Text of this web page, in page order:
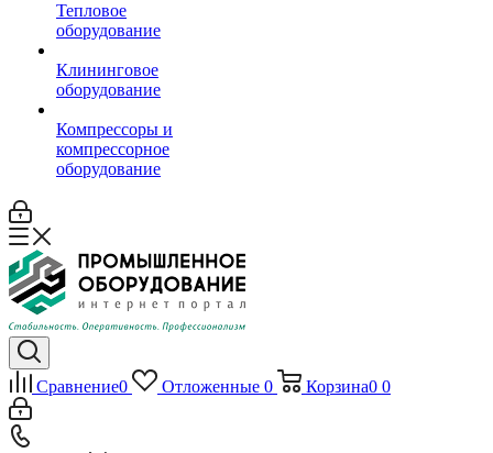
Тепловое
оборудование
Клининговое
оборудование
Компрессоры и
компрессорное
оборудование
Сравнение0 Отложенные 0 Корзина0 0